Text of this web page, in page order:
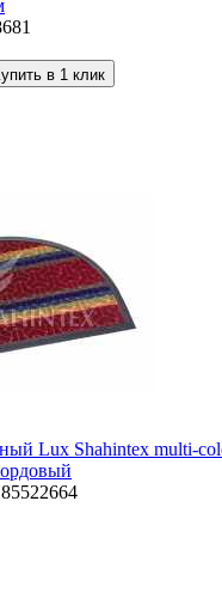
в 1 клик
Lux Shahintex multi-